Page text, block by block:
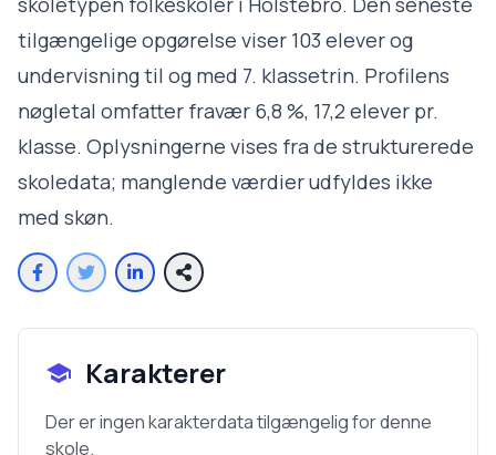
tilgængelige opgørelse viser 103 elever og
undervisning til og med 7. klassetrin. Profilens
nøgletal omfatter fravær 6,8 %, 17,2 elever pr.
klasse. Oplysningerne vises fra de strukturerede
skoledata; manglende værdier udfyldes ikke
med skøn.
Karakterer
Der er ingen karakterdata tilgængelig for denne
skole.